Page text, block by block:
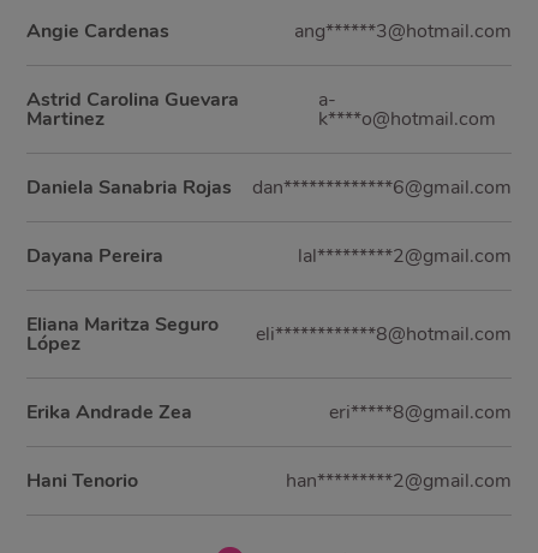
Angie Cardenas ang******3@hotmail.com
Astrid Carolina Guevara
Martinez
a-
k****o@hotmail.com
Daniela Sanabria Rojas dan*************6@gmail.com
Dayana Pereira lal*********2@gmail.com
Eliana Maritza Seguro
López eli************8@hotmail.com
Erika Andrade Zea eri*****8@gmail.com
Hani Tenorio han*********2@gmail.com